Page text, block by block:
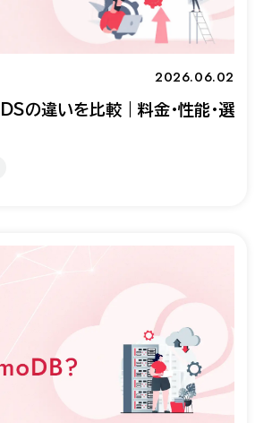
2026.06.02
の違いを比較｜料金・性能・選